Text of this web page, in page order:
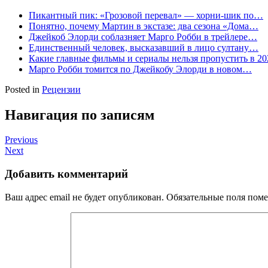
Пикантный пик: «Грозовой перевал» — хорни-шик по…
Понятно, почему Мартин в экстазе: два сезона «Дома…
Джейкоб Элорди соблазняет Марго Робби в трейлере…
Единственный человек, высказавший в лицо султану…
Какие главные фильмы и сериалы нельзя пропустить в
Марго Робби томится по Джейкобу Элорди в новом…
Posted in Рецензии
Навигация по записям
Previous
Next
Добавить комментарий
Ваш адрес email не будет опубликован. Обязательные поля